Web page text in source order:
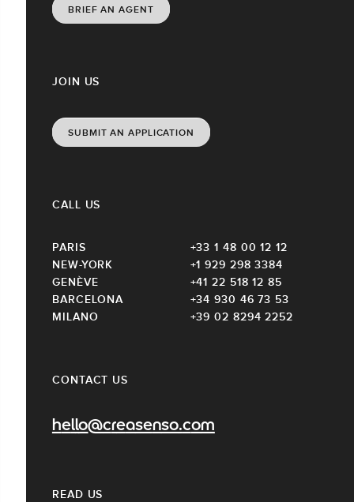
CONTACT US
hello@creasenso.com
JOIN US
SUBMIT AN APPLICATION
READ US
CALL US
PARIS
+33 1 48 00 12 12
NEW-YORK
+1 929 298 3384
GENÈVE
+41 22 518 12 85
BARCELONA
+34 930 46 73 53
MILANO
+39 02 8294 2252
BRIEF AN AGENT